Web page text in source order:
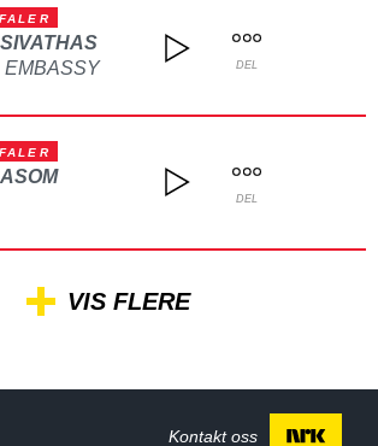
EMBASSY
DEL
DEL
VIS FLERE
Kontakt oss